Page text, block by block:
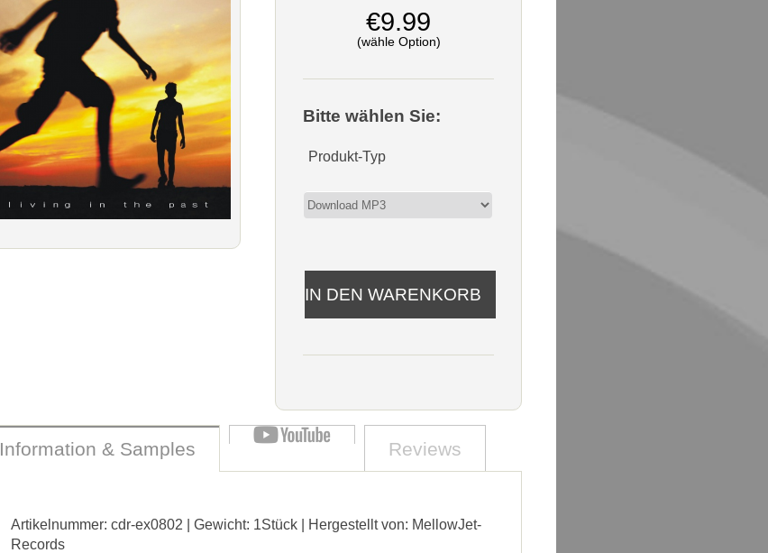
€9.99
(wähle Option)
Bitte wählen Sie:
Produkt-Typ
Information & Samples Reviews
Artikelnummer: cdr-ex0802 | Gewicht: 1Stück | Hergestellt von: MellowJet-
Records